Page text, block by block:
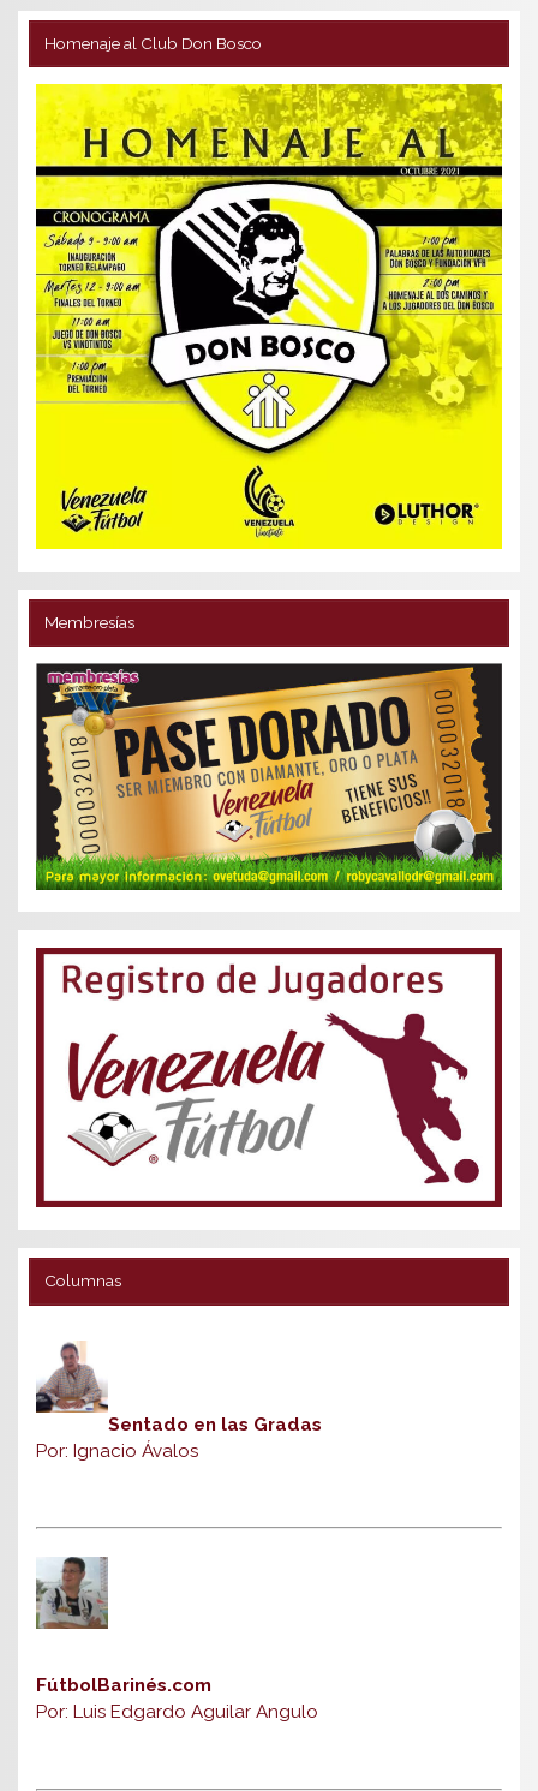
Homenaje al Club Don Bosco
Membresías
Columnas
Sentado en las Gradas
Por: Ignacio Ávalos
FútbolBarinés.com
Por: Luis Edgardo Aguilar Angulo